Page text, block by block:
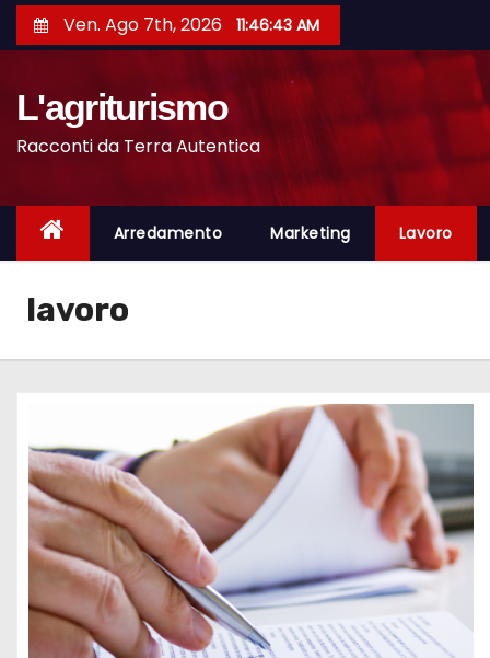
a
o
Ven. Ago 7th, 2026 11:46:44 AM
L'agriturismo
Racconti da Terra Autentica
Arredamento Marketing Lavoro
lavoro